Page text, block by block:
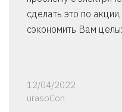
сделать это по
сэкономить Вам
12/04/2022
urasoCon